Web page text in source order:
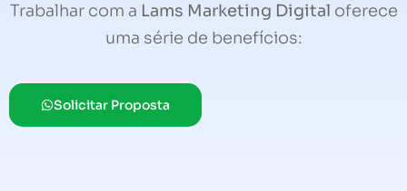
Trabalhar com a Lams Marketing Digital oferece
uma série de benefícios:
Solicitar Proposta